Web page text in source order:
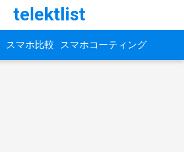
telektlist
スマホ比較 スマホコーティング